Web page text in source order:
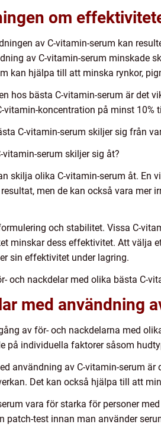
om
av C-vitamin-serum kan
av C-vitamin-serum minskade
kan hjälpa till att minska rynkor,
hos bästa C-vitamin-serum är det
vitamin-koncentration på minst
C-vitamin-serum skiljer sig från
serum skiljer sig åt?
skilja olika C-vitamin-serum åt. En
men de kan också vara
och stabilitet. Vissa C-
minskar dess effektivitet. Att
sin effektivitet under lagring.
och nackdelar med olika bästa C-
med användning
av för- och nackdelarna med
på individuella faktorer såsom
användning av C-vitamin-serum
Det kan också hjälpa till att
vara för starka för personer
patch-test innan man använder